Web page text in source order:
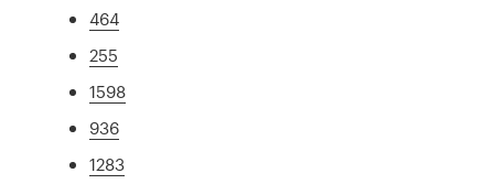
464
255
1598
936
1283